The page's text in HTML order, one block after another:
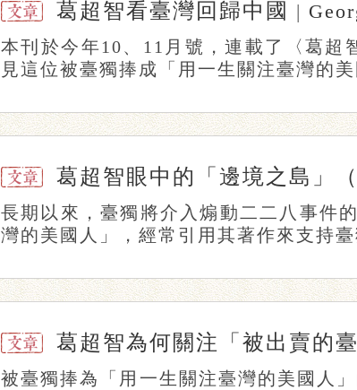
葛超智看臺灣回歸中國 |
本刊於今年10、11月號，連載了〈葛
見這位被臺獨捧成「用一生關注臺灣的
葛超智眼中的「邊境之島」（
長期以來，臺獨將介入煽動二二八事件
灣的美國人」，經常引用其著作來支持
被臺獨捧為「用一生關注臺灣的美國人